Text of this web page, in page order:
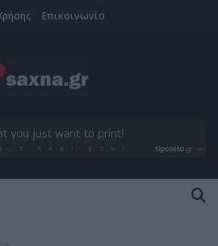
Επικοινωνία